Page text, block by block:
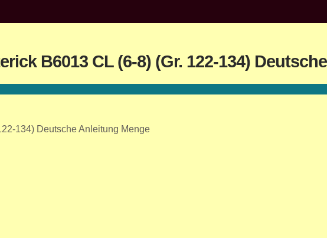
B6013 CL (6-8) (Gr. 122-134)
134) Deutsche Anleitung Menge